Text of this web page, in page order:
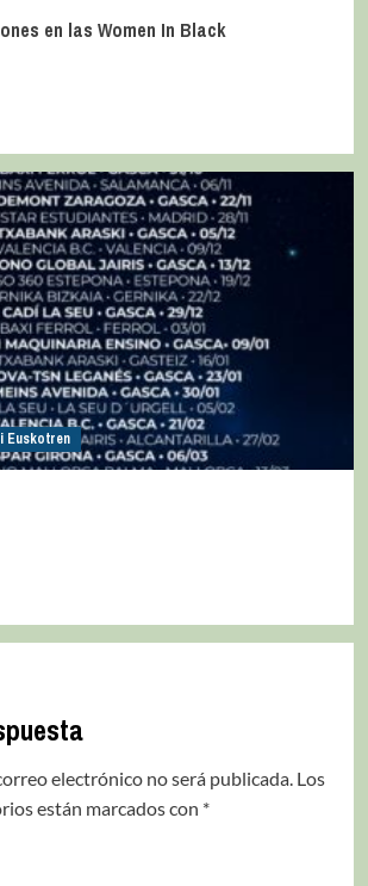
en las Women In Black
Euskotren
electrónico no será publicada. Los
están marcados con *